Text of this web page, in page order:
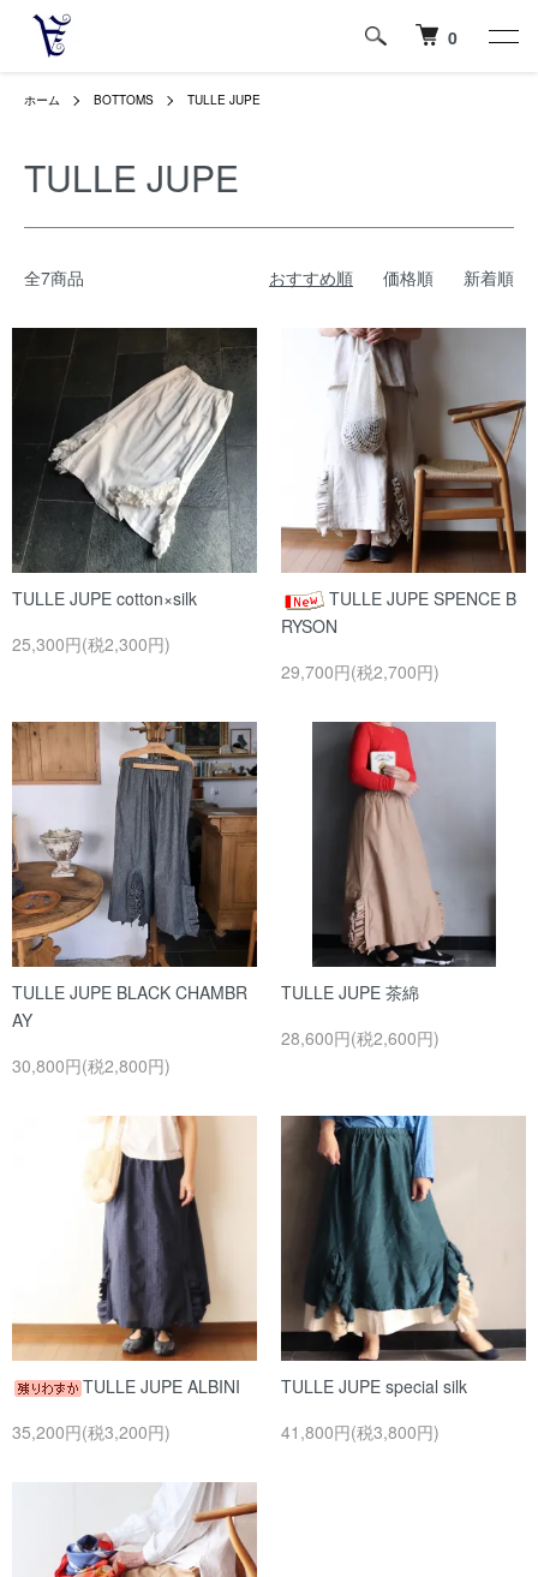
0
ホーム BOTTOMS TULLE JUPE
TULLE JUPE
全7商品 おすすめ順 価格順 新着順
TULLE JUPE cotton×silk
25,300円(税2,300円)
TULLE JUPE SPENCE B
RYSON
29,700円(税2,700円)
TULLE JUPE BLACK CHAMBR
AY
30,800円(税2,800円)
TULLE JUPE 茶綿
28,600円(税2,600円)
TULLE JUPE ALBINI
35,200円(税3,200円)
TULLE JUPE special silk
41,800円(税3,800円)